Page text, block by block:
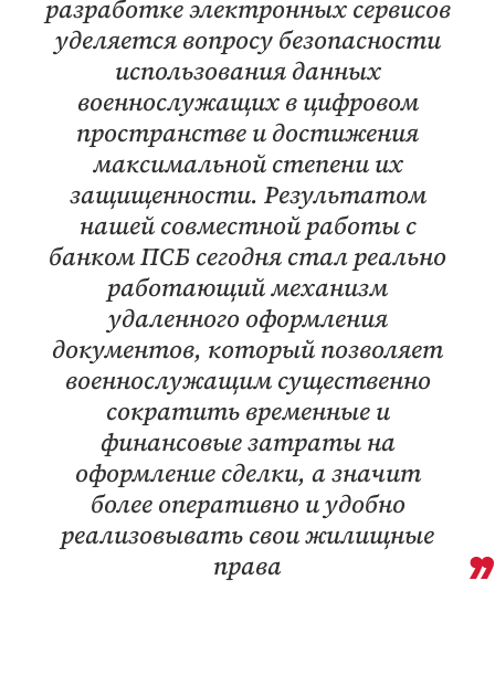
разработке электронных сервисов
уделяется вопросу безопасности
использования данных
военнослужащих в цифровом
пространстве и достижения
максимальной степени их
защищенности. Результатом
нашей совместной работы с
банком ПСБ сегодня стал реально
работающий механизм
удаленного оформления
документов, который позволяет
военнослужащим существенно
сократить временные и
финансовые затраты на
оформление сделки, а значит
более оперативно и удобно
реализовывать свои жилищные
права